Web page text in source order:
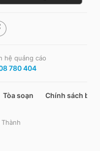
hệ quảng cáo
780 404
Tòa soạn Chính sách bảo